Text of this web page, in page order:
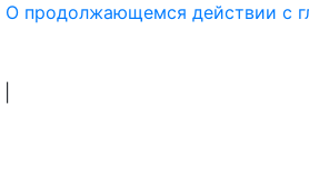
О продолжающемся действии с